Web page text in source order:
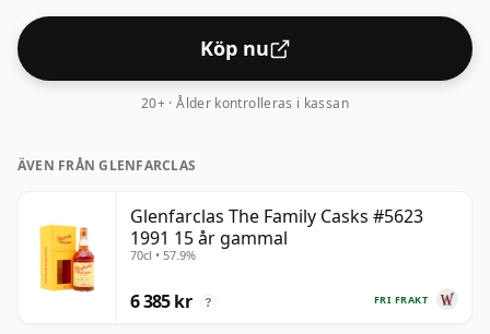
Köp nu
20+ · Ålder kontrolleras i kassan
ÄVEN FRÅN GLENFARCLAS
Glenfarclas The Family Casks #5623
1991 15 år gammal
70cl • 57.9%
FRI FRAKT
6 385 kr ?